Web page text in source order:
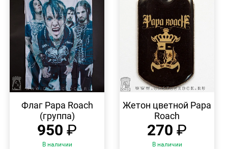
ПРОСМОТР
Флаг Papa Roach
(группа)
950 ₽
В наличии
ПРОСМОТР
Жетон цветной Papa
Roach
270 ₽
В наличии